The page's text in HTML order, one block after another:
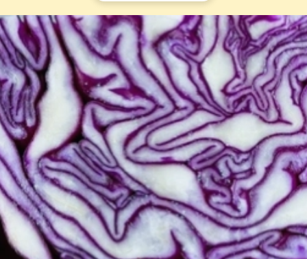
Đang mởhttps://erci.edu.vn/tac-hai-cua-bap-cai-tim